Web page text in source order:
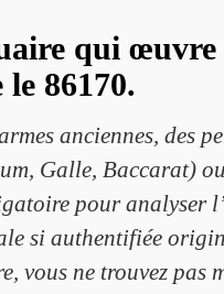
qui
le 86170.
anciennes, des
Galle, Baccarat)
pour analyser
si authentifiée
vous ne trouvez pas